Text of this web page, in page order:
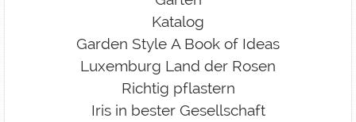
Katalog
Garden Style A Book of Ideas
Luxemburg Land der Rosen
Richtig pflastern
Iris in bester Gesellschaft